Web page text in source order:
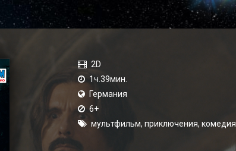
2D
1ч.39мин.
Германия
6+
мультфильм, приключения, комедия